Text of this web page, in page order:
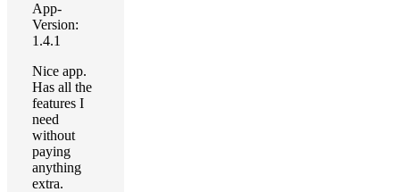
App-
Version:
1.4.1
Nice app.
Has all the
features I
need
without
paying
anything
extra.